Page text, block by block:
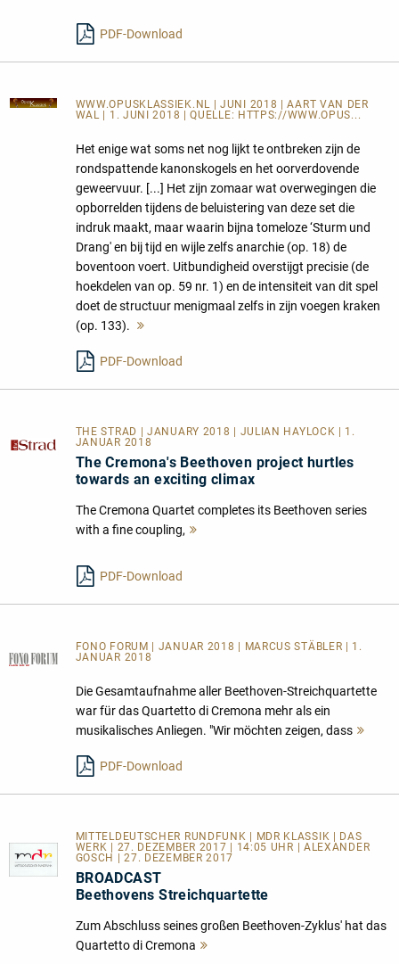
PDF-Download
WWW.OPUSKLASSIEK.NL
| JUNI 2018 | AART VAN DER
WAL | 1. JUNI 2018 | QUELLE: HTTPS://WWW.OPUS...
Het enige wat soms net nog lijkt te ontbreken zijn de
rondspattende kanonskogels en het oorverdovende
geweervuur. [...] Het zijn zomaar wat overwegingen die
opborrelden tijdens de beluistering van deze set die
indruk maakt, maar waarin bijna tomeloze ‘Sturm und
Drang' en bij tijd en wijle zelfs anarchie (op. 18) de
boventoon voert. Uitbundigheid overstijgt precisie (de
hoekdelen van op. 59 nr. 1) en de intensiteit van dit spel
doet de structuur menigmaal zelfs in zijn voegen kraken
(op. 133).
PDF-Download
THE STRAD | JANUARY 2018 | JULIAN HAYLOCK | 1.
JANUAR 2018
The Cremona's Beethoven project hurtles
towards an exciting climax
The Cremona Quartet completes its Beethoven series
with a fine coupling,
PDF-Download
FONO FORUM | JANUAR 2018 | MARCUS STÄBLER | 1.
JANUAR 2018
Die Gesamtaufnahme aller Beethoven-Streichquartette
war für das Quartetto di Cremona mehr als ein
musikalisches Anliegen. "Wir möchten zeigen, dass
PDF-Download
MITTELDEUTSCHER RUNDFUNK | MDR KLASSIK | DAS
WERK | 27. DEZEMBER 2017 | 14:05 UHR | ALEXANDER
GOSCH | 27. DEZEMBER 2017
BROADCAST
Beethovens Streichquartette
Zum Abschluss seines großen Beethoven-Zyklus' hat das
Quartetto di Cremona